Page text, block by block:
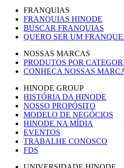
FRANQUIAS
FRANQUIAS HINODE
BUSCAR FRANQUIAS
QUERO SER UM
NOSSAS MARCAS
PRODUTOS POR
CONHEÇA NOSSAS
HINODE GROUP
HISTÓRIA DA HINODE
NOSSO PROPÓSITO
MODELO DE NEGÓCIOS
HINODE NA MÍDIA
EVENTOS
TRABALHE CONOSCO
FDS